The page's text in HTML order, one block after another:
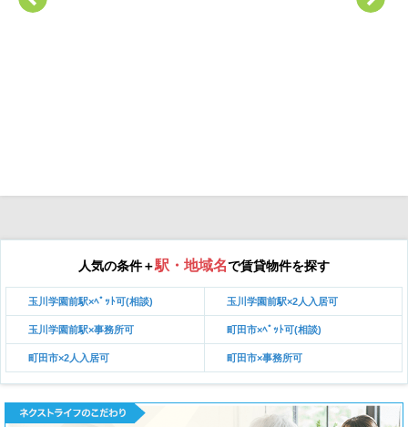
人気の条件＋駅・地域名で賃貸物件を探す
玉川学園前駅×ﾍﾟｯﾄ可(相談) 玉川学園前駅×2人入居可
玉川学園前駅×事務所可 町田市×ﾍﾟｯﾄ可(相談)
町田市×2人入居可 町田市×事務所可